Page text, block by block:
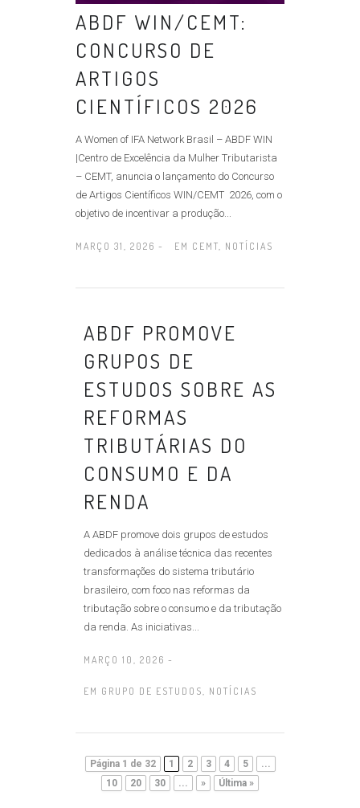
ABDF WIN/CEMT:
CONCURSO DE
ARTIGOS
CIENTÍFICOS 2026
A Women of IFA Network Brasil – ABDF WIN
|Centro de Excelência da Mulher Tributarista
– CEMT, anuncia o lançamento do Concurso
de Artigos Científicos WIN/CEMT 2026, com o
objetivo de incentivar a produção...
MARÇO 31, 2026 - EM CEMT, NOTÍCIAS
ABDF PROMOVE
GRUPOS DE
ESTUDOS SOBRE AS
REFORMAS
TRIBUTÁRIAS DO
CONSUMO E DA
RENDA
A ABDF promove dois grupos de estudos
dedicados à análise técnica das recentes
transformações do sistema tributário
brasileiro, com foco nas reformas da
tributação sobre o consumo e da tributação
da renda. As iniciativas...
MARÇO 10, 2026 -
EM GRUPO DE ESTUDOS, NOTÍCIAS
Página 1 de 32 1 2 3 4 5
...
10
20 30 ... » Última »